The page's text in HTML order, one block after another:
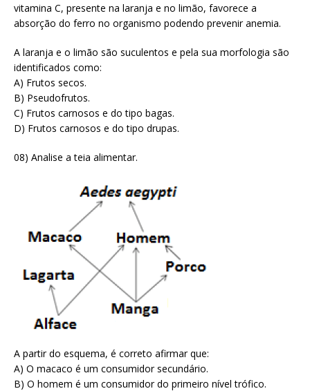
vitamina C, presente na laranja e no limão, favorece a
absorção do ferro no organismo podendo prevenir anemia.
A laranja e o limão são suculentos e pela sua morfologia são
identificados como:
A) Frutos secos.
B) Pseudofrutos.
C) Frutos carnosos e do tipo bagas.
D) Frutos carnosos e do tipo drupas.
08) Analise a teia alimentar.
A partir do esquema, é correto afirmar que:
A) O macaco é um consumidor secundário.
B) O homem é um consumidor do primeiro nível trófico.